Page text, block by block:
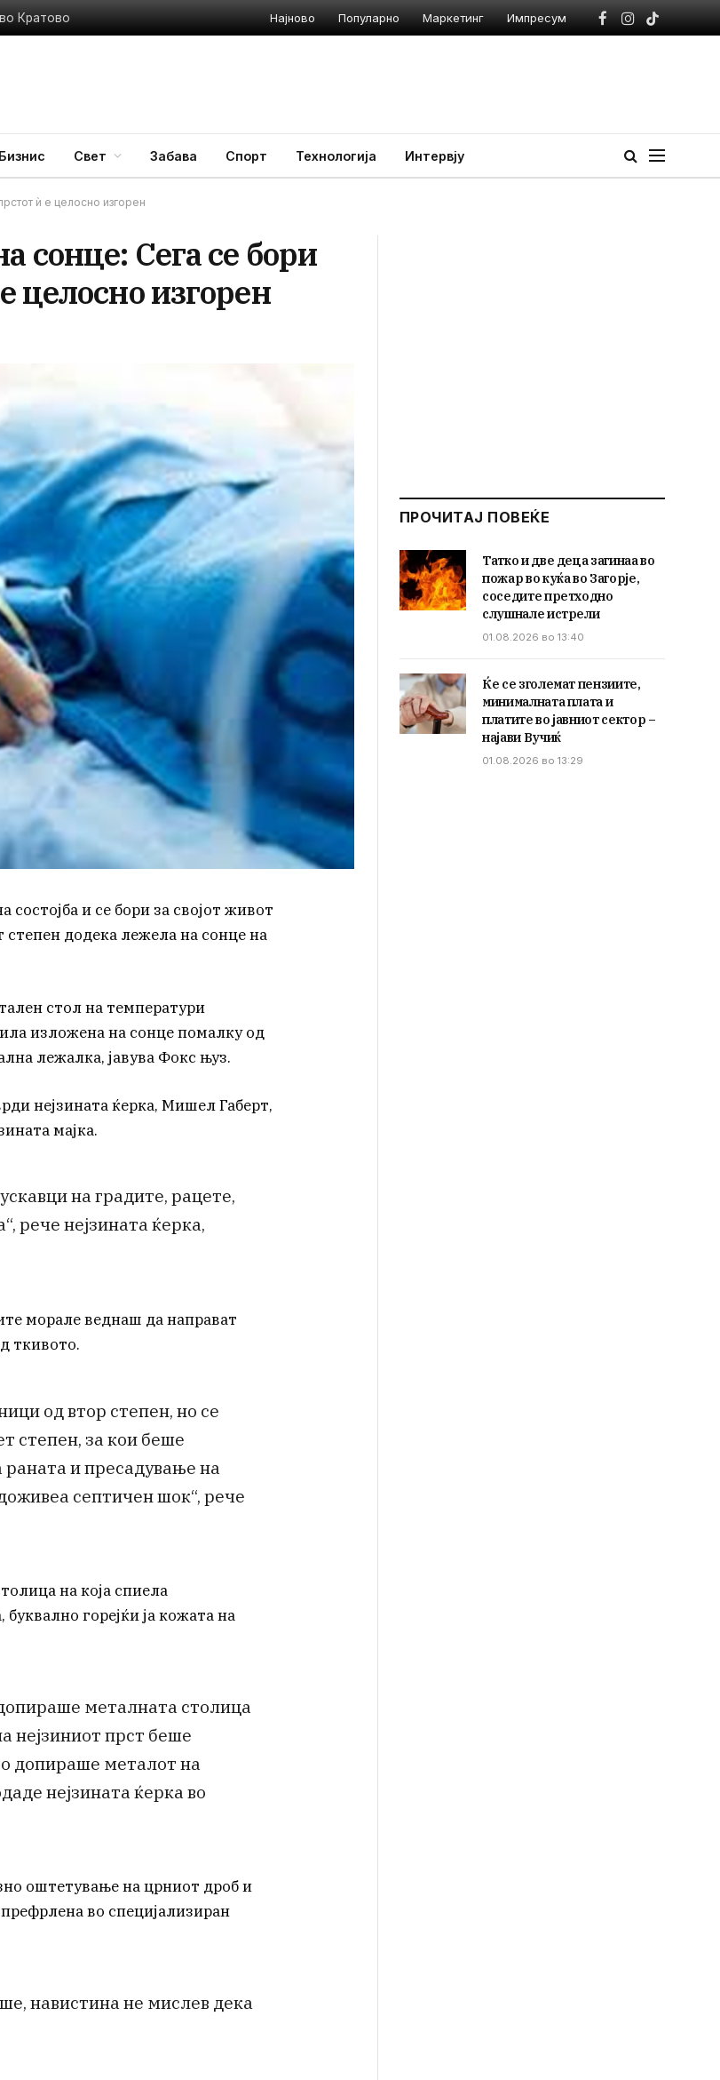
Кратово Најново Популарно Маркетинг Импресум
Facebook
Instagram
TikTok
Бизнис Свет Забава Спорт Технологија Интервју
ѝ е целосно изгорен
сонце: Сега се бори
целосно изгорен
и се бори за својот живот
додека лежела на сонце на
стол на температури
изложена на сонце помалку од
лежалка, јавува Фокс њуз.
нејзината ќерка, Мишел Габерт,
мајка.
на градите, рацете,
рече нејзината ќерка,
морале веднаш да направат
ткивото.
од втор степен, но се
степен, за кои беше
и пресадување на
септичен шок“, рече
на која спиела
горејќи ја кожата на
металната столица
нејзиниот прст беше
допираше металот на
нејзината ќерка во
оштетување на црниот дроб и
во специјализиран
навистина не мислев дека
ПРОЧИТАЈ ПОВЕЌЕ
Татко и две деца загинаа во
пожар во куќа во Загорје,
соседите претходно
слушнале истрели
01.08.2026 во 13:40
Ќе се зголемат пензиите,
минималната плата и
платите во јавниот сектор –
најави Вучиќ
01.08.2026 во 13:29